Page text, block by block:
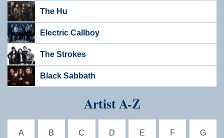
The Hu
Electric Callboy
The Strokes
Black Sabbath
Artist A-Z
A B C D E F G